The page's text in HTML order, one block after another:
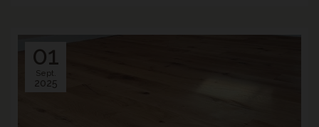
01
Sept.
2025